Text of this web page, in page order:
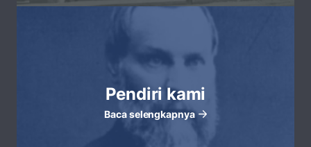
Pendiri kami
Baca selengkapnya